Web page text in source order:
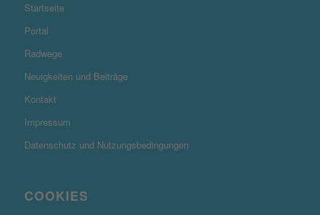
Startseite
Portal
Radwege
Neuigkeiten und Beiträge
Kontakt
Impressum
Datenschutz und Nutzungsbedingungen
COOKIES